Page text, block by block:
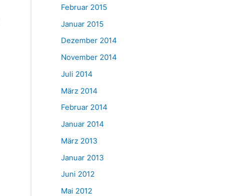
Februar 2015
Januar 2015
Dezember 2014
November 2014
Juli 2014
März 2014
Februar 2014
Januar 2014
März 2013
Januar 2013
Juni 2012
Mai 2012